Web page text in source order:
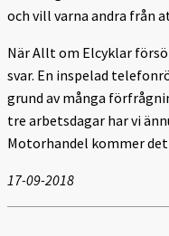
och vill varna andra från
När Allt om Elcyklar
svar. En inspelad
grund av många
tre arbetsdagar har vi
Motorhandel kommer
17-09-2018